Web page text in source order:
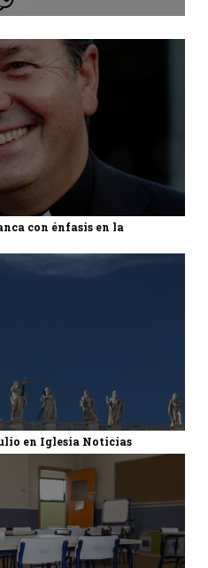
con énfasis en la
en Iglesia Noticias